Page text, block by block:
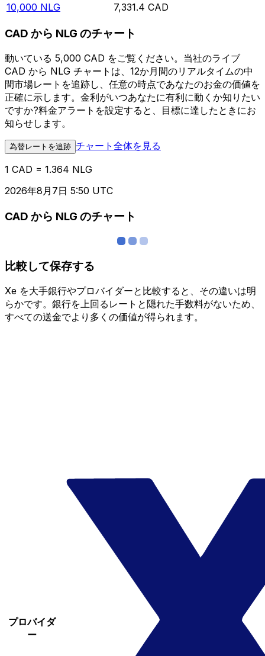
10,000 NLG 7,331.4 CAD
CAD から NLG のチャート
動いている 5,000 CAD をご覧ください。当社のライブ
CAD から NLG チャートは、12か月間のリアルタイムの中
間市場レートを追跡し、任意の時点であなたのお金の価値を
正確に示します。金利がいつあなたに有利に動くか知りたい
ですか?料金アラートを設定すると、目標に達したときにお
知らせします。
為替レートを追跡 チャート全体を見る
1 CAD = 1.364 NLG
2026年8月7日 5:50 UTC
CAD から NLG のチャート
比較して保存する
Xe を大手銀行やプロバイダーと比較すると、その違いは明
らかです。銀行を上回るレートと隠れた手数料がないため、
すべての送金でより多くの価値が得られます。
プロバイダ
ー